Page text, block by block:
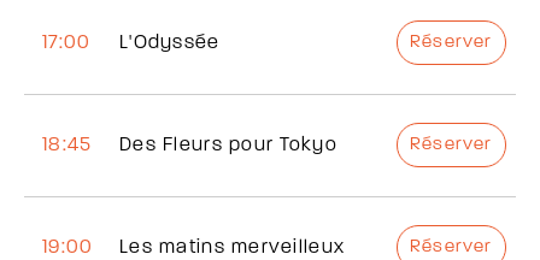
17:00 L'Odyssée Réserver
18:45 Des Fleurs pour Tokyo Réserver
19:00 Les matins merveilleux Réserver